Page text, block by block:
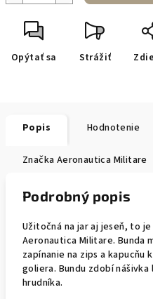
Opýtať sa Strážiť
Popis Hodnotenie
Značka Aeronautica Militare
Podrobný popis
Užitočná na jar aj jeseň, to
Aeronautica Militare. Bunda
zapínanie na zips a
goliera. Bundu zdobí
hrudníka.